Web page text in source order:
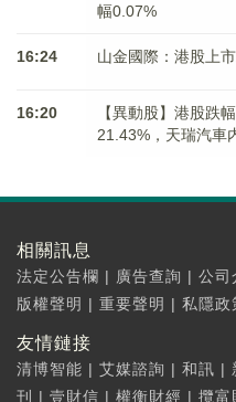
幅0.07%
16:24 山金國際：港股上
16:20
【異動股】港股跌
21.43%，天瑞汽車
相關訊息
法定公告欄 | 廣告查詢 | 公司
版權聲明 | 重要聲明 | 私隱政
友情鏈接
清博智能 | 艾媒諮詢 | 和訊 |
刊
| 壹財信 | 權衡財經 | 攬富